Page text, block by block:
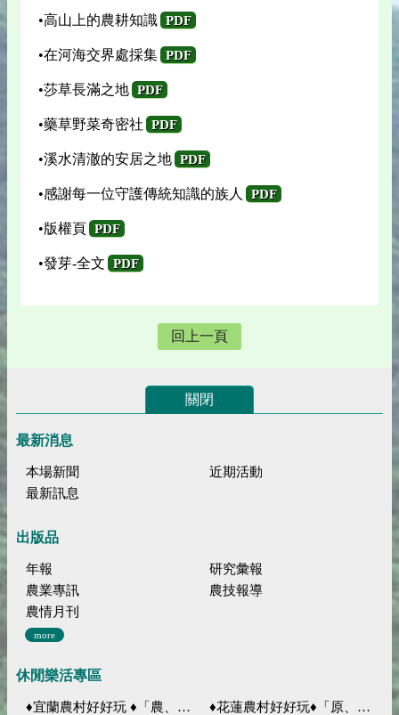
•高山上的農耕知識 PDF
•在河海交界處採集 PDF
•莎草長滿之地 PDF
•藥草野菜奇密社 PDF
•溪水清澈的安居之地 PDF
•感謝每一位守護傳統知識的族人 PDF
•版權頁 PDF
•發芽-全文 PDF
回上一頁
關閉
最新消息
本場新聞
近期活動
最新訊息
出版品
年報
研究彙報
農業專訊
農技報導
農情月刊
more
休閒樂活專區
♦宜蘭農村好好玩 ♦「農、藝、山、水」四條遊程推薦 ♦花蓮農村好好玩♦「原、生、慢、活」四條遊程推薦